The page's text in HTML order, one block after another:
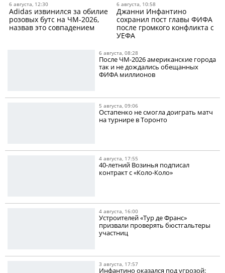
6 августа, 12:30
Adidas извинился за обилие
розовых бутс на ЧМ-2026,
назвав это совпадением
6 августа, 10:58
Джанни Инфантино
сохранил пост главы ФИФА
после громкого конфликта с
УЕФА
6 августа, 08:28
После ЧМ-2026 американские города
так и не дождались обещанных
ФИФА миллионов
5 августа, 09:06
Остапенко не смогла доиграть матч
на турнире в Торонто
4 августа, 17:55
40-летний Возинья подписал
контракт с «Коло-Коло»
4 августа, 16:00
Устроителей «Тур де Франс»
призвали проверять бюстгальтеры
участниц
3 августа, 17:57
Инфантино оказался под угрозой: